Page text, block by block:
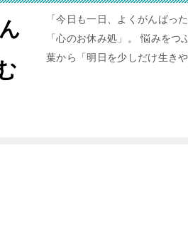
「今日も一日、よくがんばっ
「心のお休み処」。 悩みを
葉から「明日を少しだけ生き